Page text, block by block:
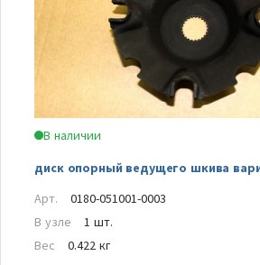
В наличии
диск опорный ведущего шкива
Арт.
0180-051001-0003
В узле
1 шт.
Вес
0.422 кг